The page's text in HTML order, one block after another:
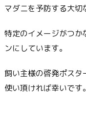
マダニを予防する大切
特定のイメージがつか
ンにしています。
飼い主様の啓発ポス
使い頂ければ幸いです。